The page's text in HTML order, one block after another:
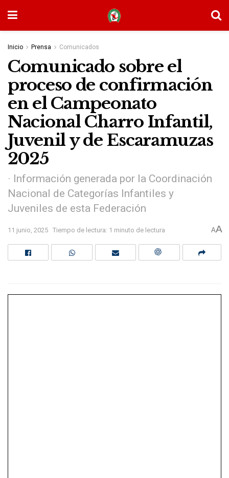
Inicio Prensa Comunicados
Comunicado sobre el
proceso de confirmación
en el Campeonato
Nacional Charro Infantil,
Juvenil y de Escaramuzas
2025
· Información generada por la Coordinación
Nacional de Categorías Infantiles y
Juveniles de esta Federación
11 junio, 2025 Tiempo de lectura: 1 minuto de lectura AA